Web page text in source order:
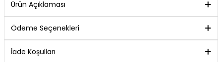
Ürün Açıklaması
Ödeme Seçenekleri
İade Koşulları